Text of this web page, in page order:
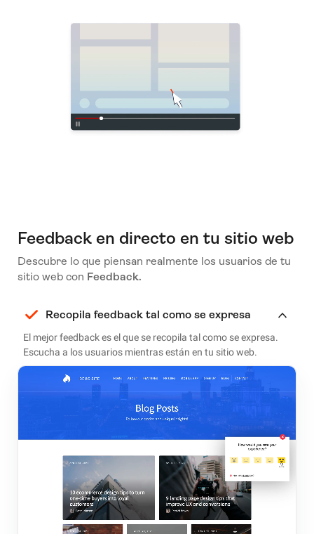
Feedback en directo en tu sitio web
Descubre lo que piensan realmente los usuarios de tu
sitio web con Feedback.
Recopila feedback tal como se expresa
El mejor feedback es el que se recopila tal como se expresa.
Escucha a los usuarios mientras están en tu sitio web.